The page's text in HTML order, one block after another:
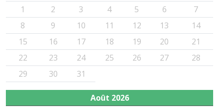
1
2 3 4 5 6
7
8
9 10 11 12 13
14
15
16 17 18 19 20
21
22
23 24 25 26 27
28
29
30 31
Août 2026